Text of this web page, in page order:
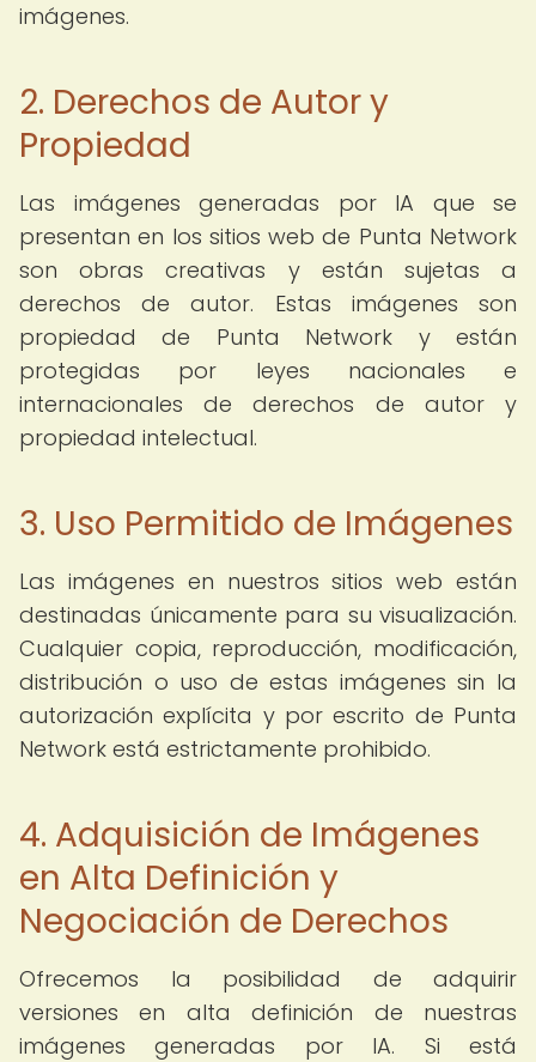
imágenes.
2. Derechos de Autor y
Propiedad
Las imágenes generadas por IA que se
presentan en los sitios web de Punta Network
son obras creativas y están sujetas a
derechos de autor. Estas imágenes son
propiedad de Punta Network y están
protegidas por leyes nacionales e
internacionales de derechos de autor y
propiedad intelectual.
3. Uso Permitido de Imágenes
Las imágenes en nuestros sitios web están
destinadas únicamente para su visualización.
Cualquier copia, reproducción, modificación,
distribución o uso de estas imágenes sin la
autorización explícita y por escrito de Punta
Network está estrictamente prohibido.
4. Adquisición de Imágenes
en Alta Definición y
Negociación de Derechos
Ofrecemos la posibilidad de adquirir
versiones en alta definición de nuestras
imágenes generadas por IA. Si está